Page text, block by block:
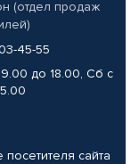
(отдел продаж
45-55
до 18.00, Сб с
посетителя сайта